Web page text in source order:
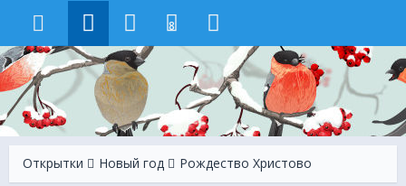
8
Открытки Новый год Рождество Христово